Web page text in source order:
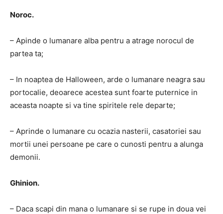
Noroc.
– Apinde o lumanare alba pentru a atrage norocul de
partea ta;
– In noaptea de Halloween, arde o lumanare neagra sau
portocalie, deoarece acestea sunt foarte puternice in
aceasta noapte si va tine spiritele rele departe;
– Aprinde o lumanare cu ocazia nasterii, casatoriei sau
mortii unei persoane pe care o cunosti pentru a alunga
demonii.
Ghinion.
– Daca scapi din mana o lumanare si se rupe in doua vei